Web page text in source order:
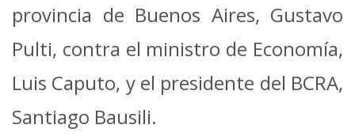
provincia de Buenos Aires, Gustavo
Pulti, contra el ministro de Economía,
Luis Caputo, y el presidente del BCRA,
Santiago Bausili.